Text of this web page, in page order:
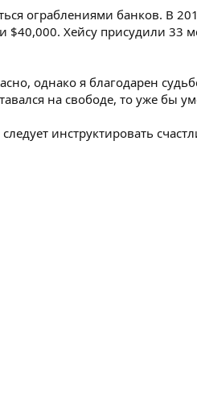
ограблениями банков. В
$40,000. Хейсу присудили
однако я благодарен
на свободе, то уже бы
инструктировать